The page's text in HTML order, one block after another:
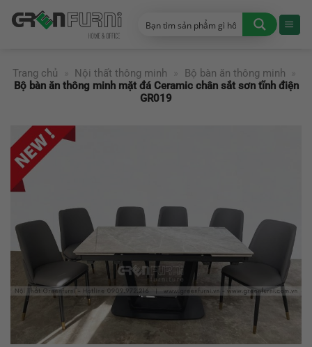
đến
Trang chủ
» Nội thất thông minh » Bộ bàn ăn thông minh
»
Bộ bàn ăn thông minh mặt đá Ceramic chân sắt sơn tĩnh điện
GR019